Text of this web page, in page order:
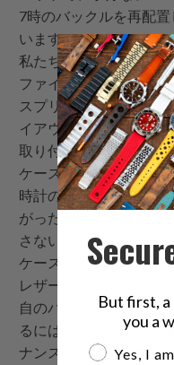
7時のバックルを再配
います。
私たちのシングルパス
ファイルと「オフリス
スプリングバーの故障
イアウトのセキュリテ
取り付け/ケア
ケースとスプリングバ
時計の場合、ストラッ
がったバーを検討して
さないでください。そ
ケースが劣化する可能
レザーの色のバリエー
自のパティーナとキャ
るには、拭いて自然乾
ナンスのために、マイ
But first,
you a
Are you a
Yes, I am